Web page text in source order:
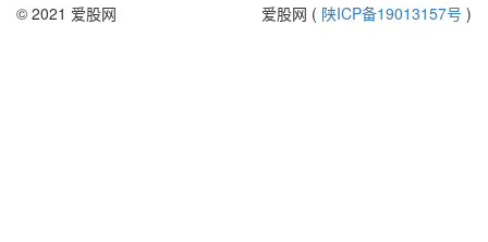
© 2021 爱股网 爱股网 ( 陕ICP备19013157号 )